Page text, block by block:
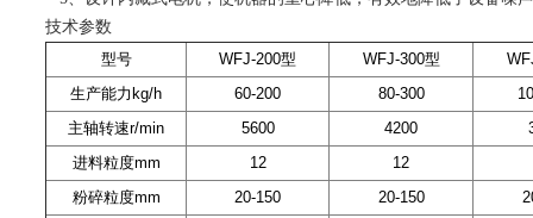
技术参数
型号
WFJ-200型 WFJ-300型
生产能力kg/h
60-200 80-300
主轴转速r/min
5600 4200
进料粒度mm
12
12
粉碎粒度mm
20-150 20-150